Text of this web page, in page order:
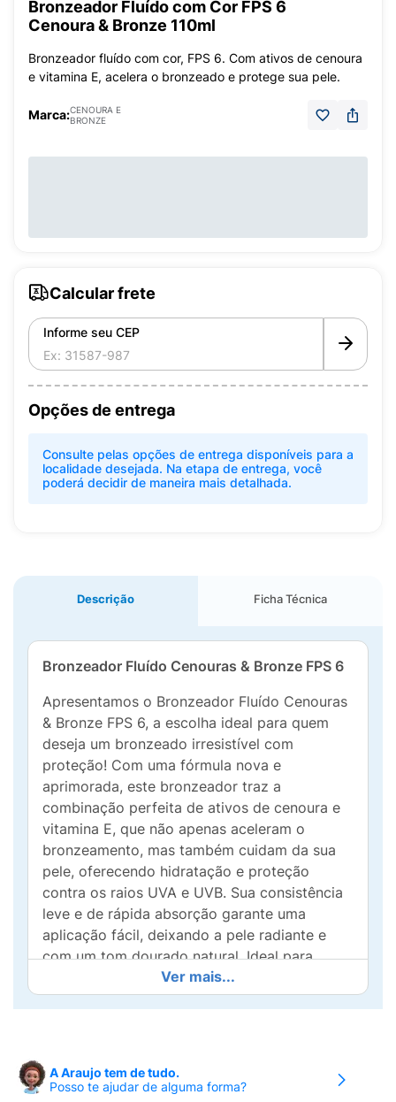
Bronzeador Fluído com Cor FPS 6
Cenoura & Bronze 110ml
Bronzeador fluído com cor, FPS 6. Com ativos de cenoura
e vitamina E, acelera o bronzeado e protege sua pele.
Marca:CENOURA E
BRONZE
Calcular frete
Informe seu CEP
Opções de entrega
Consulte pelas opções de entrega disponíveis para a
localidade desejada. Na etapa de entrega, você
poderá decidir de maneira mais detalhada.
Descrição Ficha Técnica
Bronzeador Fluído Cenouras & Bronze FPS 6
Apresentamos o Bronzeador Fluído Cenouras
& Bronze FPS 6, a escolha ideal para quem
deseja um bronzeado irresistível com
proteção! Com uma fórmula nova e
aprimorada, este bronzeador traz a
combinação perfeita de ativos de cenoura e
vitamina E, que não apenas aceleram o
bronzeamento, mas também cuidam da sua
pele, oferecendo hidratação e proteção
contra os raios UVA e UVB. Sua consistência
leve e de rápida absorção garante uma
aplicação fácil, deixando a pele radiante e
com um tom dourado natural. Ideal para
todos os tipos de pele, o Bronzeador
Cenouras & Bronze é o seu aliado para um
Benefícios :
Ver mais...
A Araujo tem de tudo.
Posso te ajudar de alguma forma?